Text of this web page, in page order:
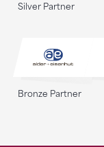
Silver Partner
Bronze Partner